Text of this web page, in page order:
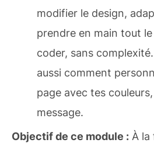
modifier le design,
prendre en main tout
coder, sans
aussi comment
page avec tes
message.
Objectif de ce module : À la